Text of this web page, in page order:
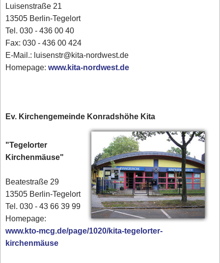
Luisenstraße 21
13505 Berlin-Tegelort
Tel. 030 - 436 00 40
Fax: 030 - 436 00 424
E-Mail.: luisenstr@kita-nordwest.de
Homepage:www.kita-nordwest.de
Ev. Kirchengemeinde Konradshöhe Kita
"Tegelorter
Kirchenmäuse"
Beatestraße 29
13505 Berlin-Tegelort
Tel. 030 - 43 66 39 99‎
Homepage:
www.kto-mcg.de/page/1020/kita-tegelorter-
kirchenmäuse